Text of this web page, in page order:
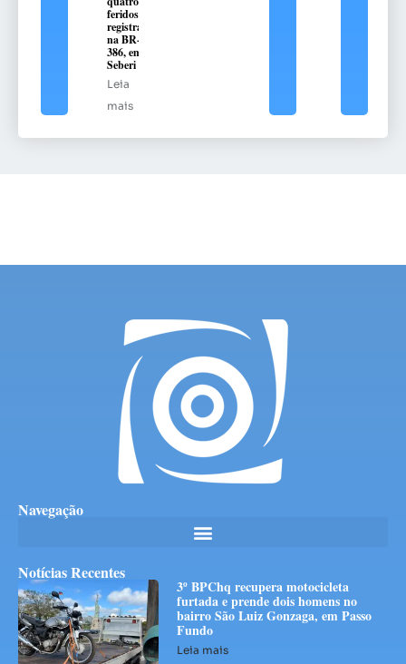
feridos é
registrado
na BR-
386, em
Seberi
Leia
mais
Navegação
Notícias Recentes
3º BPChq recupera motocicleta
furtada e prende dois homens no
bairro São Luiz Gonzaga, em Passo
Fundo
Leia mais